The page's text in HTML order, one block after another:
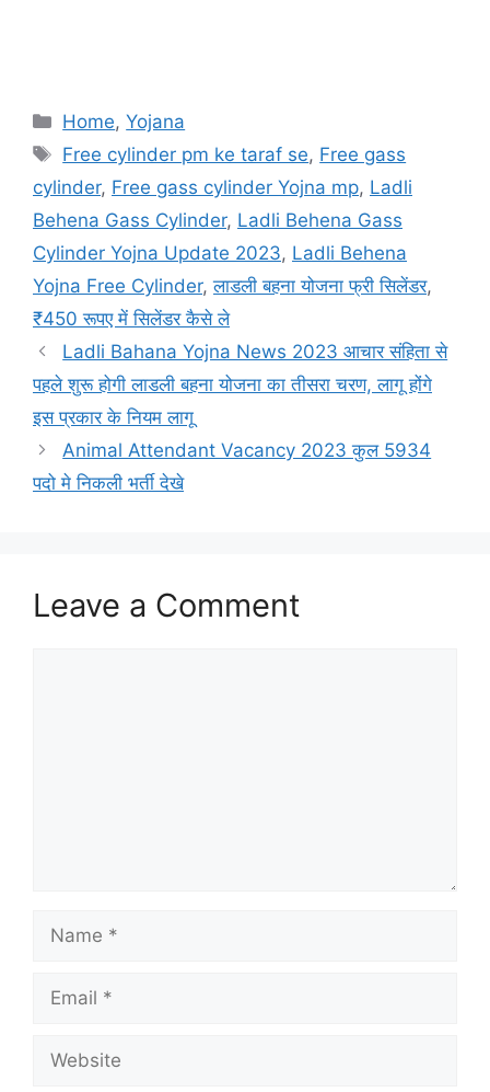
Categories
Home,Yojana
Tags
Free cylinder pm ke taraf se, Free gass
cylinder, Free gass cylinder Yojna mp, Ladli
Behena Gass Cylinder, Ladli Behena Gass
Cylinder Yojna Update 2023, Ladli Behena
Yojna Free Cylinder,लाडली बहना योजना फ्री सिलेंडर,
₹450 रूपए में सिलेंडर कैसे ले
Ladli Bahana Yojna News 2023 आचार संहिता से
पहले शुरू होगी लाडली बहना योजना का तीसरा चरण, लागू होंगे
इस प्रकार के नियम लागू
Animal Attendant Vacancy 2023 कुल 5934
पदो मे निकली भर्ती देखे
Leave a Comment
Name
Email
Website